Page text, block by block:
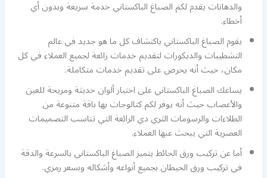
والدهانات يقدم لكم الصباغ الباكستاني خدمة سريعة وبدون أي
أخطاء.
يقوم الصباغ الباكستاني باكتشاف كل ما هو جديد في عالم
التشطيبات والديكورات لتقديم خدمات رائعة لجميع العملاء في كل
مكان، حيث أنه يحرص على تقديم خدمات متكاملة.
يساعك الصباغ الباكستاني على اختيار ألوان حديثة ومريحة للعين
والأعصاب حيث أنه يوفر لكم كتالوجات بها باقة متنوعة من
الطلاءات والرسومات الثري دي الرائعة التي تناسب التصميمات
العصرية التي يبحث عنها العملاء.
أما عن تركيب ورق الحائط يتميز الصباغ الباكستاني بالسرعة والدقة
في تركيب ورق الحيطان بجميع أنواعه وأشكاله وبسعر رمزي.